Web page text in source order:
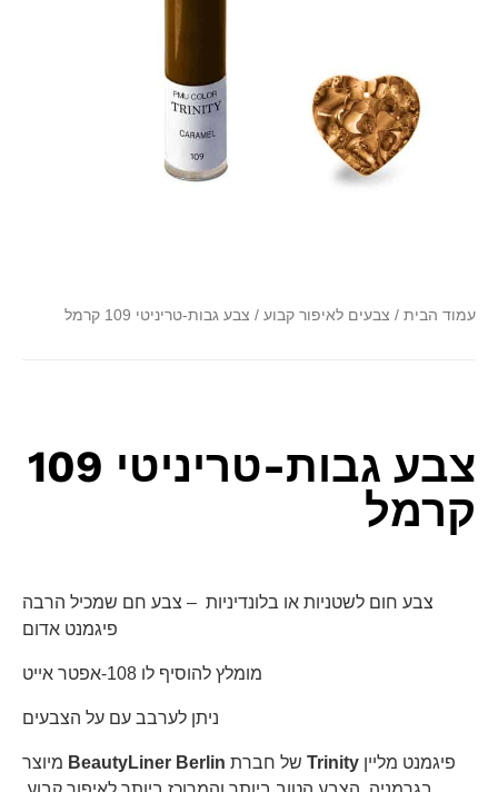
האפשרויות
עמוד הבית / צבעים לאיפור קבוע / צבע גבות-טריניטי 109 קרמל
צבע גבות-טריניטי 109
קרמל
צבע חום לשטניות או בלונדיניות – צבע חם שמכיל הרבה
פיגמנט אדום
מומלץ להוסיף לו 108-אפטר אייט
ניתן לערבב עם על הצבעים
פיגמנט מליין Trinity של חברת BeautyLiner Berlin מיוצר